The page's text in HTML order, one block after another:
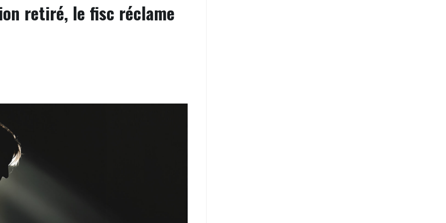
retiré, le fisc réclame